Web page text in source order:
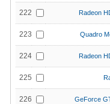
222 Radeon
223 Quadro
224 Radeon
225
226 GeForce